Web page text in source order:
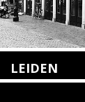
LEIDEN